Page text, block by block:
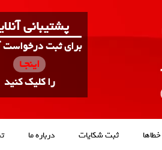
پشتیبانی
برای ثبت درخواست
اینجـا
را کلیک کنید
ثبت شکایات درباره ما